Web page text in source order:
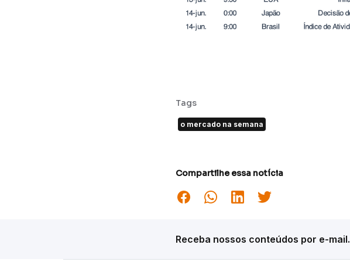
Tags
o mercado na semana
Compartilhe essa notícia
Receba nossos conteúdos por e-mail.